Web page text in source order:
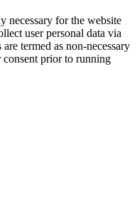
necessary for the website
user personal data via
termed as non-necessary
consent prior to running